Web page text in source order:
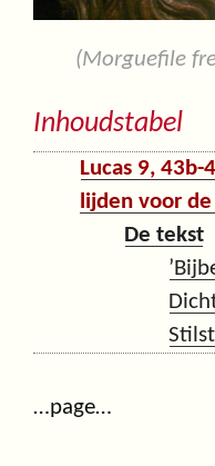
(Morguefile
Inhoudstabel
Lucas 9, 43b-
lijden voor
De tekst
…page…